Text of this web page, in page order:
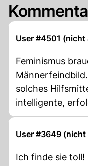
User #4501 (nicht
Feminismus
solches
intelligente,
Wertung bereits
männlich?
User #3649 (nicht
Ich finde sie toll!